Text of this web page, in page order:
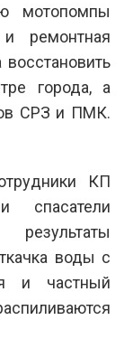
мотопомпы
ремонтная
города, а
СРЗ и ПМК.
КП
спасатели
воды с
и частный